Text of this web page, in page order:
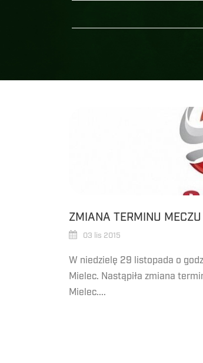
ZMIANA TERMINU
03 lis 2015
W niedzielę 29 listopada o
Mielec. Nastąpiła zmiana
Mielec....